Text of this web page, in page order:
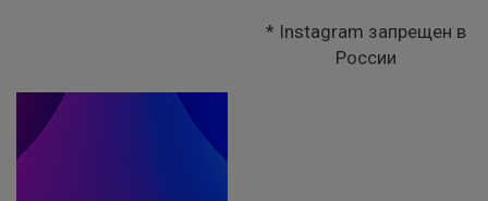
* Instagram запрещен в
России